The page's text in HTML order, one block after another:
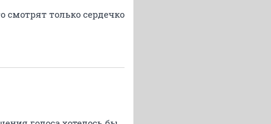
смотрят только сердечко